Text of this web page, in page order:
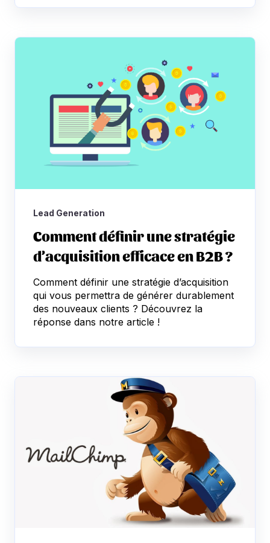
Lead Generation
Comment définir une stratégie
d’acquisition efficace en B2B ?
Comment définir une stratégie d’acquisition
qui vous permettra de générer durablement
des nouveaux clients ? Découvrez la
réponse dans notre article !